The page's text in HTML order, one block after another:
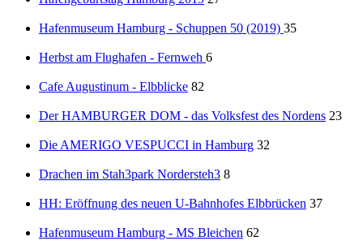
Hafenmuseum Hamburg - Schuppen 50 (2019) 35
Herbst am Flughafen - Fernweh 6
Cafe Augustinum - Elbblicke 82
Der HAMBURGER DOM - das Volksfest des Nordens 23
Die AMERIGO VESPUCCI in Hamburg 32
Drachen im Stah3park Nordersteh3 8
HH: Eröffnung des neuen U-Bahnhofes Elbbrücken 37
Hafenmuseum Hamburg - MS Bleichen 62